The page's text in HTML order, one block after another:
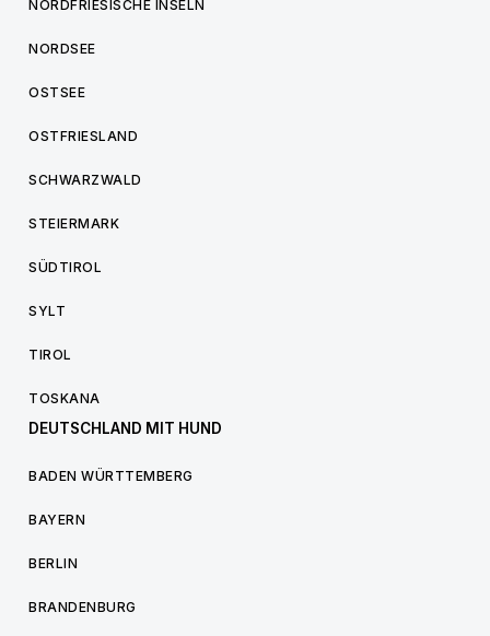
NORDFRIESISCHE INSELN
NORDSEE
OSTSEE
OSTFRIESLAND
SCHWARZWALD
STEIERMARK
SÜDTIROL
SYLT
TIROL
TOSKANA
DEUTSCHLAND MIT HUND
BADEN WÜRTTEMBERG
BAYERN
BERLIN
BRANDENBURG